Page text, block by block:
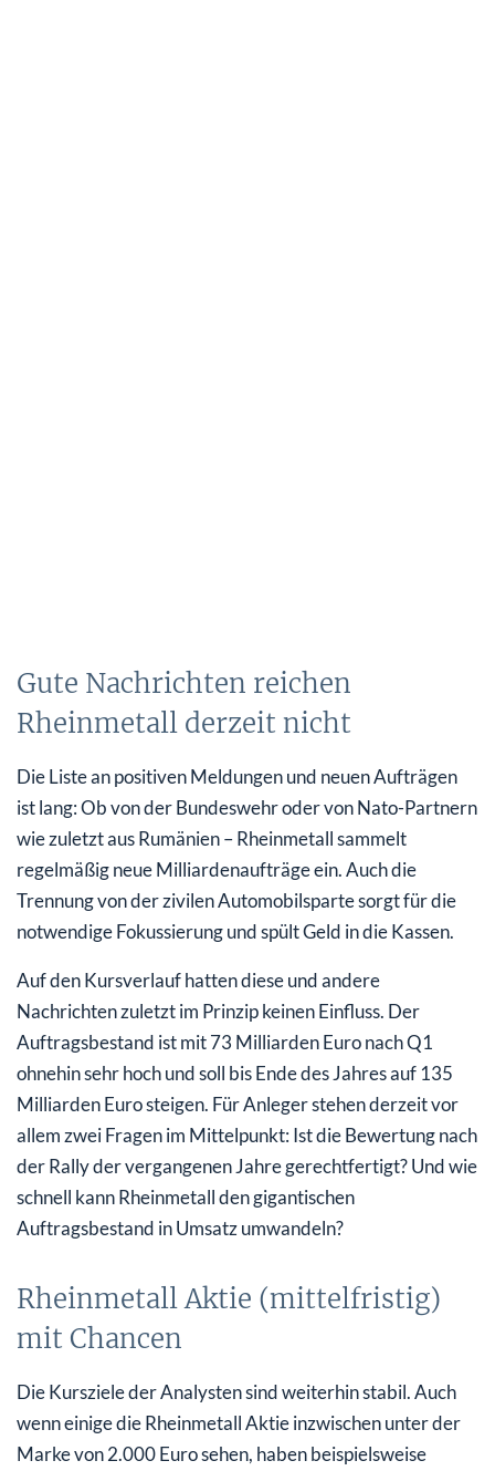
Gute Nachrichten reichen
Rheinmetall derzeit nicht
Die Liste an positiven Meldungen und neuen Aufträgen
ist lang: Ob von der Bundeswehr oder von Nato-Partnern
wie zuletzt aus Rumänien – Rheinmetall sammelt
regelmäßig neue Milliardenaufträge ein. Auch die
Trennung von der zivilen Automobilsparte sorgt für die
notwendige Fokussierung und spült Geld in die Kassen.
Auf den Kursverlauf hatten diese und andere
Nachrichten zuletzt im Prinzip keinen Einfluss. Der
Auftragsbestand ist mit 73 Milliarden Euro nach Q1
ohnehin sehr hoch und soll bis Ende des Jahres auf 135
Milliarden Euro steigen. Für Anleger stehen derzeit vor
allem zwei Fragen im Mittelpunkt: Ist die Bewertung nach
der Rally der vergangenen Jahre gerechtfertigt? Und wie
schnell kann Rheinmetall den gigantischen
Auftragsbestand in Umsatz umwandeln?
Rheinmetall Aktie (mittelfristig)
mit Chancen
Die Kursziele der Analysten sind weiterhin stabil. Auch
wenn einige die Rheinmetall Aktie inzwischen unter der
Marke von 2.000 Euro sehen, haben beispielsweise